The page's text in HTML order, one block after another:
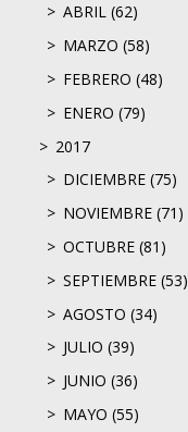
ABRIL (62)
MARZO (58)
FEBRERO (48)
ENERO (79)
2017
DICIEMBRE (75)
NOVIEMBRE (71)
OCTUBRE (81)
SEPTIEMBRE (53)
AGOSTO (34)
JULIO (39)
JUNIO (36)
MAYO (55)